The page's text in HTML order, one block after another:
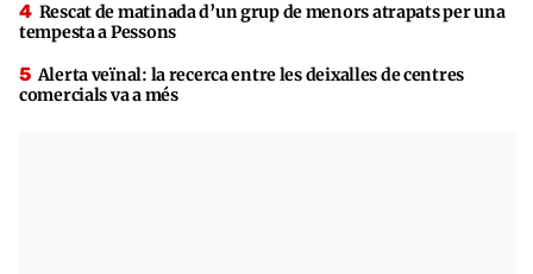
Rescat de matinada d’un grup de menors atrapats per una
tempesta a Pessons
Alerta veïnal: la recerca entre les deixalles de centres
comercials va a més